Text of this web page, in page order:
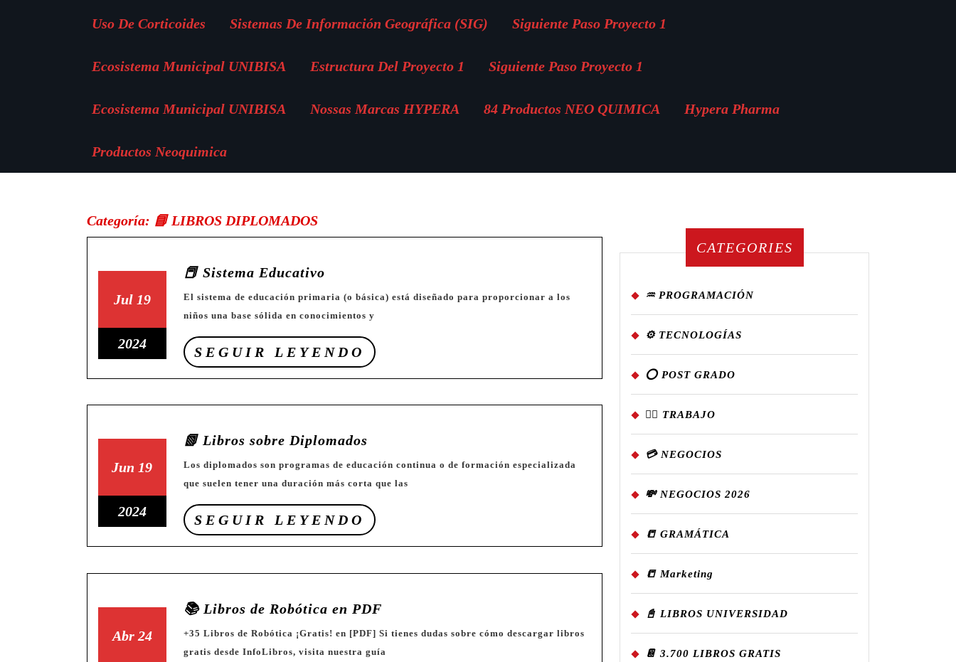
Uso De Corticoides Sistemas De Información Geográfica (SIG) Siguiente Paso Proyecto 1
Ecosistema Municipal UNIBISA Estructura Del Proyecto 1 Siguiente Paso Proyecto 1
Ecosistema Municipal UNIBISA Nossas Marcas HYPERA 84 Productos NEO QUIMICA Hypera Pharma
Productos Neoquimica
Categoría: 📘 LIBROS DIPLOMADOS
Jul19
julio
de
2024
1919
de
2024
202419
de
de
📕 Sistema Educativo📕
Educativo
El sistema de educación primaria (o básica) está diseñado para proporcionar a los
niños una base sólida en conocimientos y
SEGUIR LEYENDO
SEGUIR
LEYENDO
Jun 19
junio
de
2024
1919
de
2024
202419
de
de
📗 Libros sobre Diplomados
Diplomados
Los diplomados son programas de educación continua o de formación especializada
que suelen tener una duración más corta que las
SEGUIR LEYENDO
SEGUIR
LEYENDO
Abr24
2424
📚 Libros de Robótica en PDF📚
de
Robótica
+35 Libros de Robótica ¡Gratis! en [PDF] Si tienes dudas sobre cómo descargar libros
gratis desde InfoLibros, visita nuestra guía
CATEGORIES
♒ PROGRAMACIÓN
⚙️ TECNOLOGÍAS
⭕ POST GRADO
👷‍♂️ TRABAJO
💳 NEGOCIOS
💸 NEGOCIOS 2026
📒 GRAMÁTICA
📒 Marketing
📓 LIBROS UNIVERSIDAD
📔 3.700 LIBROS GRATIS